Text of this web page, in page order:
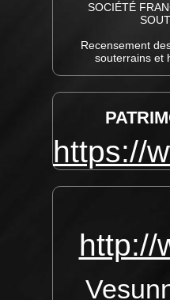
SOCIÉTÉ
Recensement
souterrains et
https://
http://